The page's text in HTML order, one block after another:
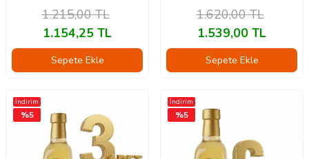
1.215,00TL
1.154,25 TL
Sepete Ekle
1.620,00TL
1.539,00 TL
Sepete Ekle
İndirim
%5
İndirim
%5